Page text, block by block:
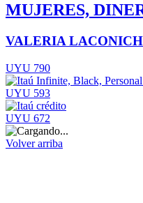
MUJERES,
VALERIA LACONICH
UYU 790
UYU 593
UYU 672
Volver arriba